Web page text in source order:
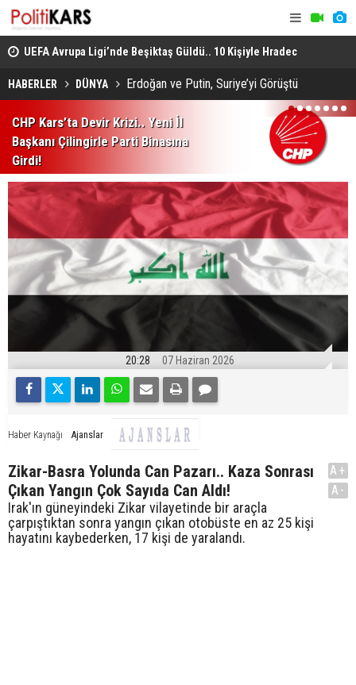
UEFA Avrupa Ligi’nde Beşiktaş Güldü.. 10 Kişiyle Hradec
Kralove’yi Geçti!
HABERLER DÜNYA Erdoğan ve Putin, Suriye’yi Görüştü
CHP Kars’ta Devir Krizi.. Yeni İl
Başkanı Çilingirle Parti Binasına
Girdi!
1 2 3 4 5 6 7
20:28 07 Haziran 2026
Haber Kaynağı Ajanslar
Zikar-Basra Yolunda Can Pazarı.. Kaza Sonrası
Çıkan Yangın Çok Sayıda Can Aldı!
Irak'ın güneyindeki Zikar vilayetinde bir araçla
çarpıştıktan sonra yangın çıkan otobüste en az 25 kişi
hayatını kaybederken, 17 kişi de yaralandı.
A+
A-